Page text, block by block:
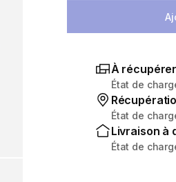
À
État de
État de
Livraison à
État de